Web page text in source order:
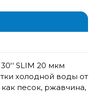
SLIM 20 мкм
холодной воды от
песок, ржавчина,